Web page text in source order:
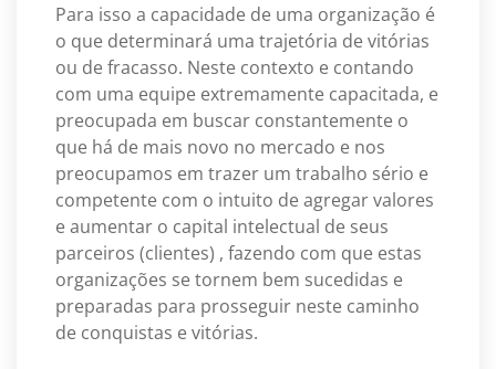
Para isso a capacidade de uma organização é
o que determinará uma trajetória de vitórias
ou de fracasso. Neste contexto e contando
com uma equipe extremamente capacitada, e
preocupada em buscar constantemente o
que há de mais novo no mercado e nos
preocupamos em trazer um trabalho sério e
competente com o intuito de agregar valores
e aumentar o capital intelectual de seus
parceiros (clientes) , fazendo com que estas
organizações se tornem bem sucedidas e
preparadas para prosseguir neste caminho
de conquistas e vitórias.